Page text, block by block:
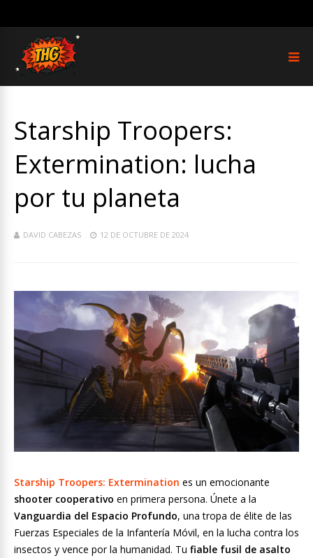
Starship Troopers:
Extermination: lucha
por tu planeta
DAVID CABEZAS 12 DE OCTUBRE DE 2024
Starship Troopers: Extermination es un emocionante
shooter cooperativo en primera persona. Únete a la
Vanguardia del Espacio Profundo, una tropa de élite de las
Fuerzas Especiales de la Infantería Móvil, en la lucha contra los
insectos y vence por la humanidad. Tu fiable fusil de asalto